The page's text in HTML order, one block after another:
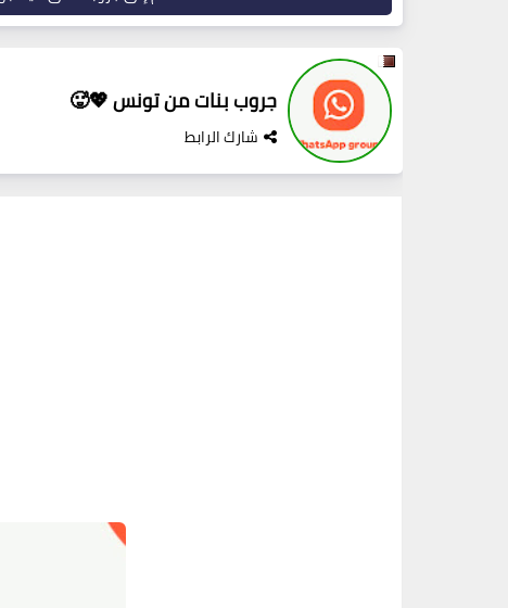
جروب بنات من تونس 💖🥵
شارك الرابط